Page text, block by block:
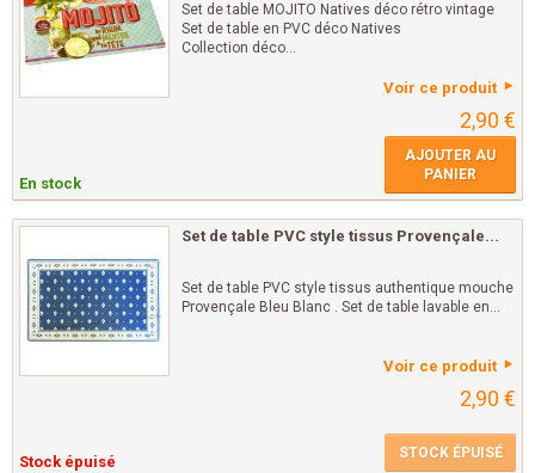
Set de table MOJITO Natives déco rétro vintage
Set de table en PVC déco Natives
Collection déco...
Voir ce produit
2,90 €
En stock
AJOUTER AU
PANIER
Set de table PVC style tissus Provençale...
Set de table PVC style tissus authentique mouche
Provençale Bleu Blanc . Set de table lavable en...
Voir ce produit
2,90 €
Stock épuisé STOCK ÉPUISÉ